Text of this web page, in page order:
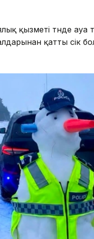
қызметі түнде ауа
қатты үсік